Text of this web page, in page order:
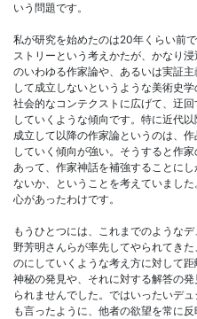
いう問題です。
私が研究を始めたのは20年くらい前
ストリーという考えかたが、かなり
のいわゆる作家論や、あるいは実証
して成立しないというような美術史
社会的なコンテクストに広げて、迂
していくような傾向です。特に近代
成立して以降の作家論というのは、
していく傾向が強い。そうすると作
あって、作家神話を補強することに
ないか、ということを考えていまし
心があったわけです。
もうひとつには、これまでのような
野芳明さんらが率先してやられてき
のにしていくような考え方に対して
神秘の発見や、それに対する解答の
られませんでした。ではいったいデ
も言ったように、他者の欲望を常に